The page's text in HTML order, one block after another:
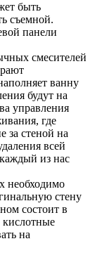
быть
съемной.
панели
смесителей
ванну
будут на
управления
где
за стеной на
всей
из нас
необходимо
стену
состоит в
кислотные
на